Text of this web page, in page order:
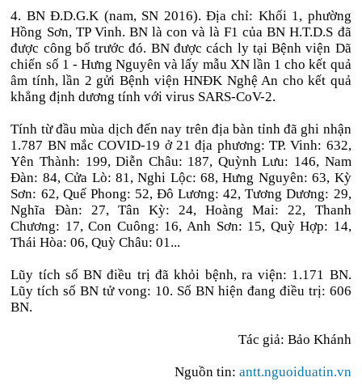
4. BN Đ.D.G.K (nam, SN 2016). Địa chỉ: Khối 1, phường
Hồng Sơn, TP Vinh. BN là con và là F1 của BN H.T.D.S đã
được công bố trước đó. BN được cách ly tại Bệnh viện Dã
chiến số 1 - Hưng Nguyên và lấy mẫu XN lần 1 cho kết quả
âm tính, lần 2 gửi Bệnh viện HNĐK Nghệ An cho kết quả
khẳng định dương tính với virus SARS-CoV-2.
Tính từ đầu mùa dịch đến nay trên địa bàn tỉnh đã ghi nhận
1.787 BN mắc COVID-19 ở 21 địa phương: TP. Vinh: 632,
Yên Thành: 199, Diễn Châu: 187, Quỳnh Lưu: 146, Nam
Đàn: 84, Cửa Lò: 81, Nghi Lộc: 68, Hưng Nguyên: 63, Kỳ
Sơn: 62, Quế Phong: 52, Đô Lương: 42, Tương Dương: 29,
Nghĩa Đàn: 27, Tân Kỳ: 24, Hoàng Mai: 22, Thanh
Chương: 17, Con Cuông: 16, Anh Sơn: 15, Quỳ Hợp: 14,
Thái Hòa: 06, Quỳ Châu: 01...
Lũy tích số BN điều trị đã khỏi bệnh, ra viện: 1.171 BN.
Lũy tích số BN tử vong: 10. Số BN hiện đang điều trị: 606
BN.
Tác giả: Bảo Khánh
Nguồn tin: antt.nguoiduatin.vn